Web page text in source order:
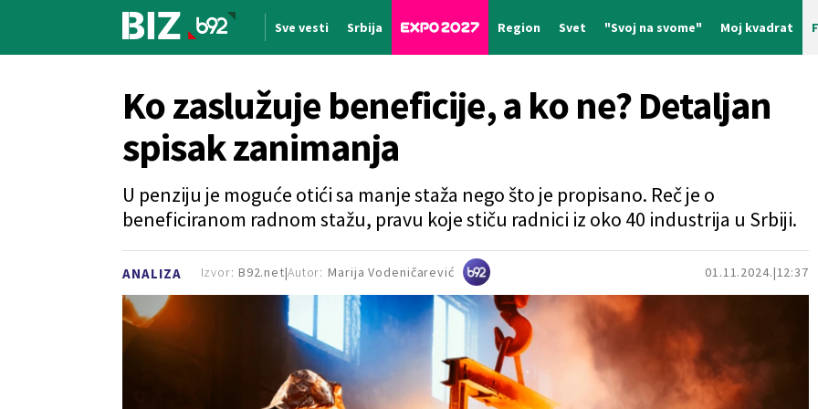
Sve vesti Srbija Region Svet "Svoj na svome" Moj kvadrat
ANALIZA 01.11.2024. 12:37
Ko zaslužuje beneficije, a ko ne? Detaljan
spisak zanimanja
U penziju je moguće otići sa manje staža nego što je propisano. Reč je o
beneficiranom radnom stažu, pravu koje stiču radnici iz oko 40 industrija u Srbiji.
Izvor: B92.net Autor: Marija Vodeničarević